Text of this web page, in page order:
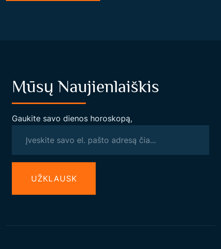
Mūsų Naujienlaiškis
Gaukite savo dienos horoskopą,
UŽКLAUSK